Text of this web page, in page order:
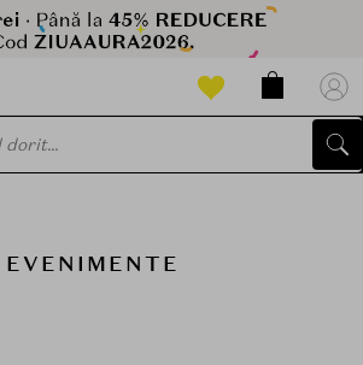
EVENIMENTE